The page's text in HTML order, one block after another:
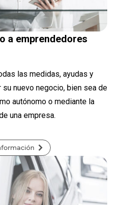
a emprendedores
las medidas, ayudas y
nuevo negocio, bien sea de
autónomo o mediante la
una empresa.